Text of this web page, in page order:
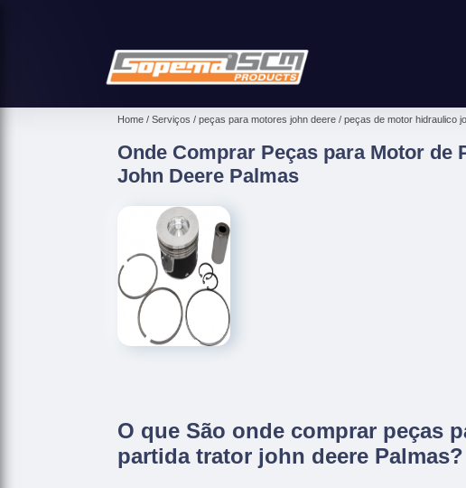
Home Serviços peças para motores john deere peças de motor hidraulico
Onde Comprar Peças para Motor de
John Deere Palmas
O que São onde comprar peças
partida trator john deere Palmas?